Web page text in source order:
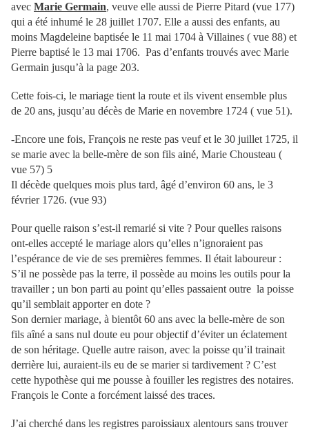
avec Marie Germain, veuve elle aussi de Pierre Pitard (vue 177)
qui a été inhumé le 28 juillet 1707. Elle a aussi des enfants, au
moins Magdeleine baptisée le 11 mai 1704 à Villaines ( vue 88) et
Pierre baptisé le 13 mai 1706. Pas d’enfants trouvés avec Marie
Germain jusqu’à la page 203.
Cette fois-ci, le mariage tient la route et ils vivent ensemble plus
de 20 ans, jusqu’au décès de Marie en novembre 1724 ( vue 51).
-Encore une fois, François ne reste pas veuf et le 30 juillet 1725, il
se marie avec la belle-mère de son fils ainé, Marie Chousteau (
vue 57) 5
Il décède quelques mois plus tard, âgé d’environ 60 ans, le 3
février 1726. (vue 93)
Pour quelle raison s’est-il remarié si vite ? Pour quelles raisons
ont-elles accepté le mariage alors qu’elles n’ignoraient pas
l’espérance de vie de ses premières femmes. Il était laboureur :
S’il ne possède pas la terre, il possède au moins les outils pour la
travailler ; un bon parti au point qu’elles passaient outre la poisse
qu’il semblait apporter en dote ?
Son dernier mariage, à bientôt 60 ans avec la belle-mère de son
fils aîné a sans nul doute eu pour objectif d’éviter un éclatement
de son héritage. Quelle autre raison, avec la poisse qu’il trainait
derrière lui, auraient-ils eu de se marier si tardivement ? C’est
cette hypothèse qui me pousse à fouiller les registres des notaires.
François le Conte a forcément laissé des traces.
J’ai cherché dans les registres paroissiaux alentours sans trouver